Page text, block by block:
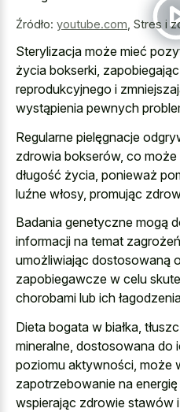
Źródło: youtube.com Stres i
Sterylizacja może mieć
życia bokserki,
reprodukcyjnego i
wystąpienia pewnych
Regularne pielęgnacje
zdrowia bokserów, co
długość życia, ponieważ
luźne włosy, promując
Badania genetyczne mogą
informacji na temat
umożliwiając dostosowaną
zapobiegawcze w celu
chorobami lub ich
Dieta bogata w białka,
mineralne, dostosowana do
poziomu aktywności, może
zapotrzebowanie na
wspierając zdrowie stawów